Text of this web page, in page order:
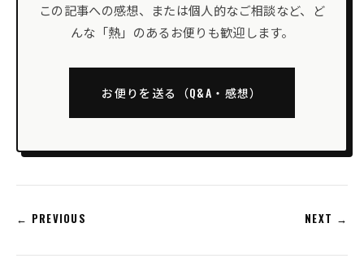
この記事への感想、または個人的なご相談など、ど
んな「熱」のあるお便りも歓迎します。
お便りを送る（Q&A・感想）
← PREVIOUS NEXT →